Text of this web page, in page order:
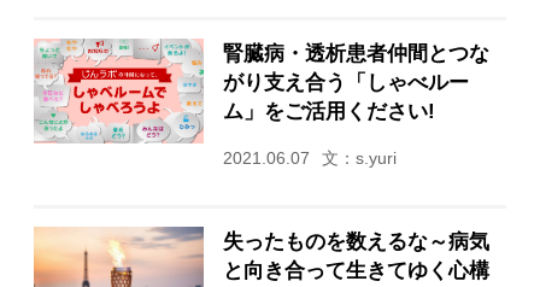
腎臓病・透析患者仲間とつな
がり支え合う「しゃべルー
ム」をご活用ください!
2021.06.07 文：s.yuri
失ったものを数えるな～病気
と向き合って生きてゆく心構